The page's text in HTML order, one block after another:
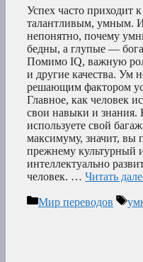
Успех часто приходит
талантливым, умным.
непонятно, почему
бедны, а глупые —
Помимо IQ, важную
и другие качества. Ум
решающим фактором
Главное, как человек
свои навыки и знания.
используете свой
максимуму, значит, вы
прежнему культурный
интеллектуально
человек. … Читать
Рубрики
Мир переводов